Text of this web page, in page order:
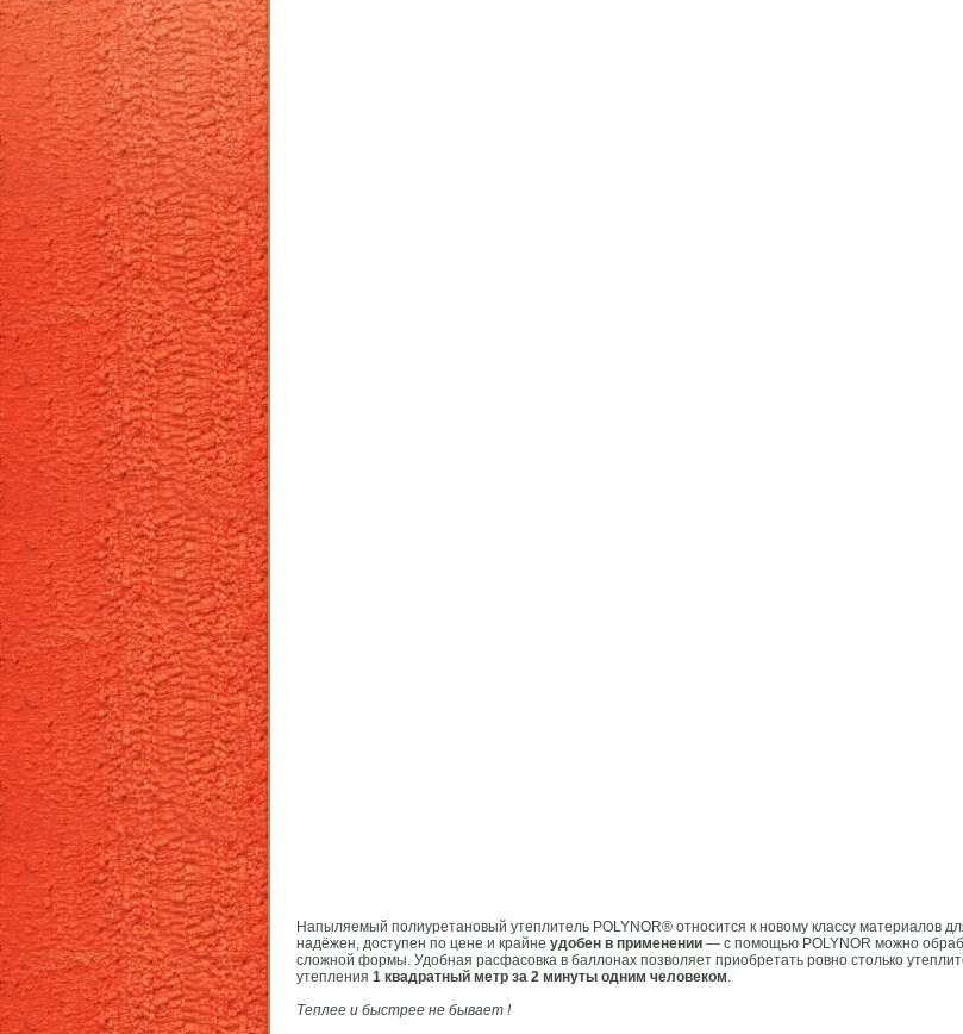
Напыляемый полиуретановый утеплитель POLYNOR® относится к новому классу материалов
надёжен, доступен по цене и крайне удобен в применении — с помощью POLYNOR можно
сложной формы. Удобная расфасовка в баллонах позволяет приобретать ровно столько
утепления 1 квадратный метр за 2 минуты одним человеком.
Теплее и быстрее не бывает !